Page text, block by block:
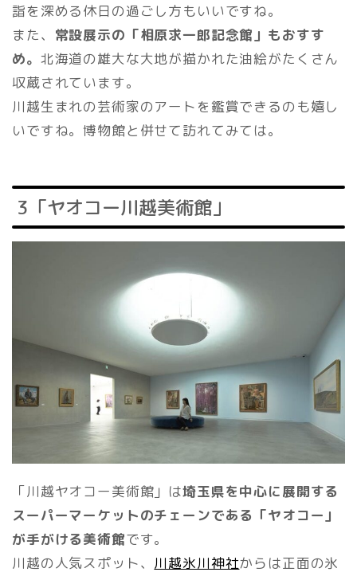
詣を深める休日の過ごし方もいいですね。
また、 常設展示の「相原求一郎記念館」もおすす
め。 北海道の雄大な大地が描かれた油絵がたくさん
収蔵されています。
川越生まれの芸術家のアートを鑑賞できるのも嬉し
いですね。博物館と併せて訪れてみては。
3「ヤオコー川越美術館」
「川越ヤオコー美術館」は埼玉県を中心に展開する
スーパーマーケットのチェーンである「ヤオコー」
が手がける美術館です。
川越の人気スポット、 川越氷川神社からは正面の氷